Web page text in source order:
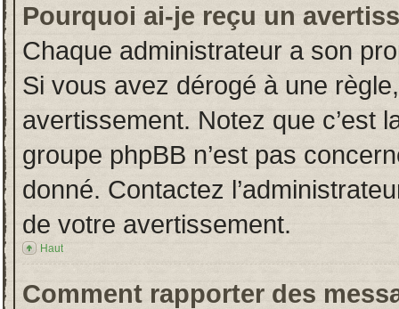
Pourquoi ai-je reçu un
Chaque administrateur a son
Si vous avez dérogé à une
avertissement. Notez que c’est
groupe phpBB n’est pas
donné. Contactez
de votre avertissement.
Haut
Comment rapporter des